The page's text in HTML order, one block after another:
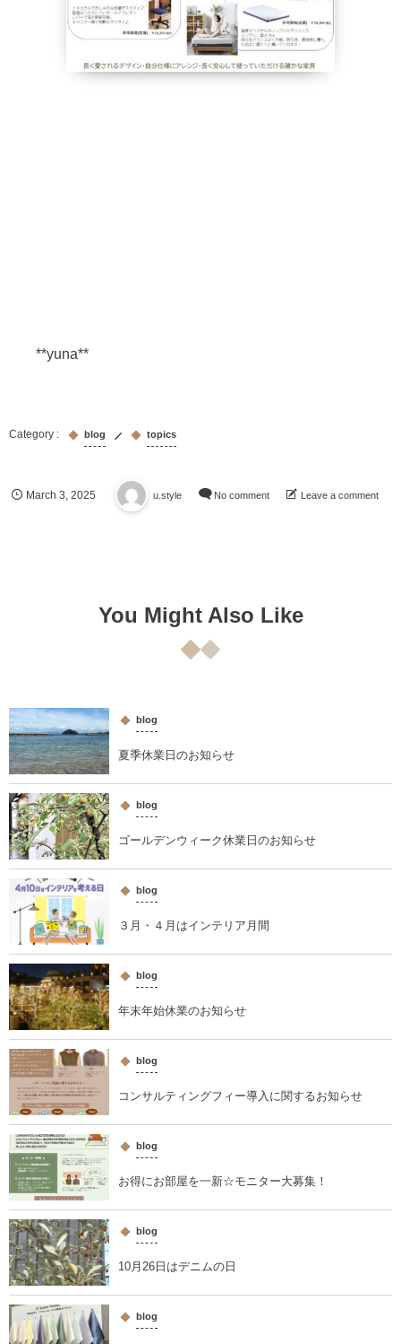
**yuna**
blog topics
March 3 ,2025 u.style No comment Leave a comment
You Might Also Like
blog
夏季休業日のお知らせ
blog
ゴールデンウィーク休業日のお知らせ
blog
３月・４月はインテリア月間
blog
年末年始休業のお知らせ
blog
コンサルティングフィー導入に関するお知らせ
blog
お得にお部屋を一新☆モニター大募集！
blog
10月26日はデニムの日
blog